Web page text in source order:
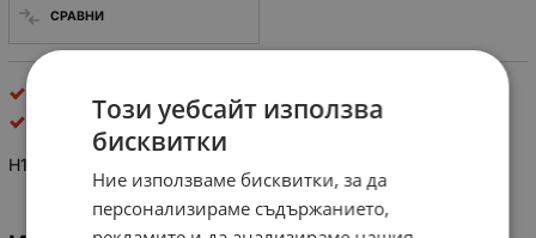
СРАВНИ
Fairchild Semiconductor
H11 AV1 Phototransistor Optocouplers
Този уебсайт използва
бисквитки
Ние използваме бисквитки, за да
персонализираме съдържанието,